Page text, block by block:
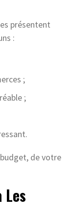
présentent
:
;
;
de votre